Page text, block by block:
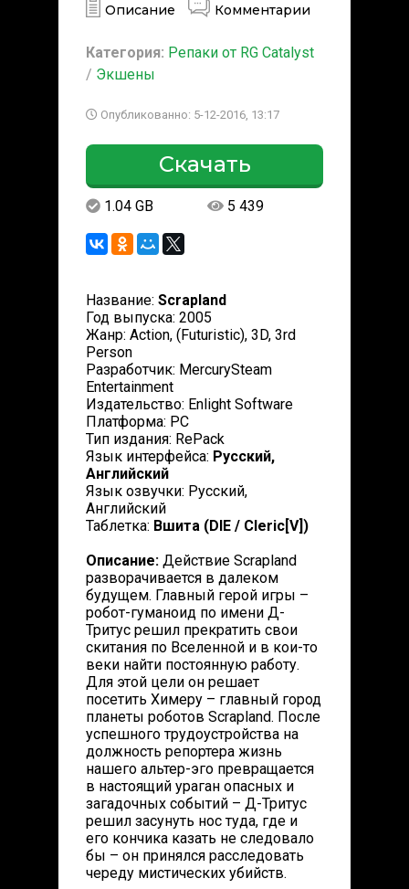
Описание Комментарии
Категория: Репаки от RG Catalyst
/ Экшены
Опубликованно: 5-12-2016, 13:17
Скачать
1.04 GB 5 439
Название: Scrapland
Год выпуска: 2005
Жанр: Action, (Futuristic), 3D, 3rd
Person
Разработчик: MercurySteam
Entertainment
Издательство: Enlight Software
Платформа: PC
Тип издания: RePack
Язык интерфейса: Русский,
Английский
Язык озвучки: Русский,
Английский
Таблетка: Вшита (DIE / Cleric[V])
Описание: Действие Scrapland
разворачивается в далеком
будущем. Главный герой игры –
робот-гуманоид по имени Д-
Тритус решил прекратить свои
скитания по Вселенной и в кои-то
веки найти постоянную работу.
Для этой цели он решает
посетить Химеру – главный город
планеты роботов Scrapland. После
успешного трудоустройства на
должность репортера жизнь
нашего альтер-эго превращается
в настоящий ураган опасных и
загадочных событий – Д-Тритус
решил засунуть нос туда, где и
его кончика казать не следовало
бы – он принялся расследовать
череду мистических убийств.